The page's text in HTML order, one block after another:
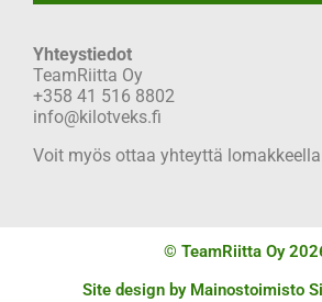
Yhteystiedot
TeamRiitta Oy
+358 41 516 8802
info@kilotveks.fi
Voit myös ottaa yhteyttä
© TeamRiitta Oy
Site design by Mainostoimisto